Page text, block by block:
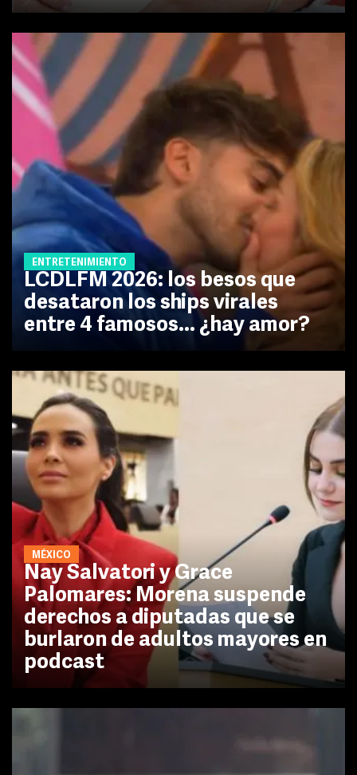
ENTRETENIMIENTO
LCDLFM 2026: los besos que
desataron los ships virales
entre 4 famosos... ¿hay amor?
MÉXICO
Nay Salvatori y Grace
Palomares: Morena suspende
derechos a diputadas que se
burlaron de adultos mayores en
podcast